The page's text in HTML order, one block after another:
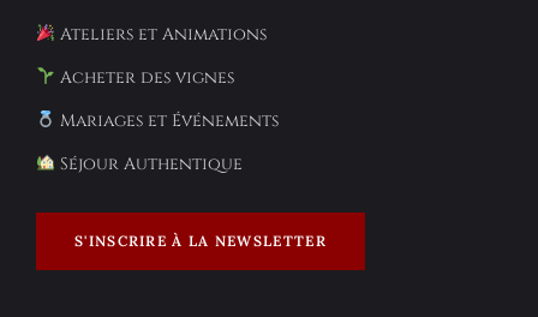
Ateliers et Animations
Acheter des vignes
Mariages et Événements
Séjour Authentique
S'INSCRIRE À LA NEWSLETTER